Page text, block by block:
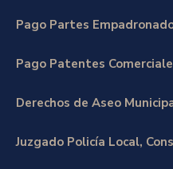
Pago Partes
Pago Patentes
Derechos de Aseo
Juzgado Policía Local,